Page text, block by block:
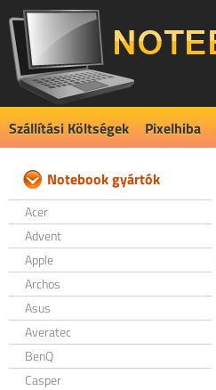
Szállítási Költségek Pixelhiba
Notebook gyártók
Acer
Advent
Apple
Archos
Asus
Averatec
BenQ
Casper